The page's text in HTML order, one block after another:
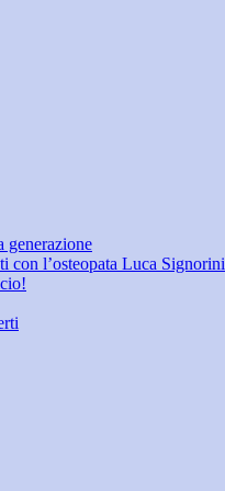
generazione
con l’osteopata Luca Signorini